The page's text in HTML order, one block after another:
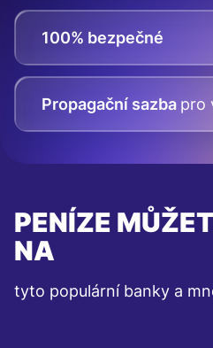
100% bezpečné
Propagační sazba pro
PENÍZE
NA
tyto populární banky a